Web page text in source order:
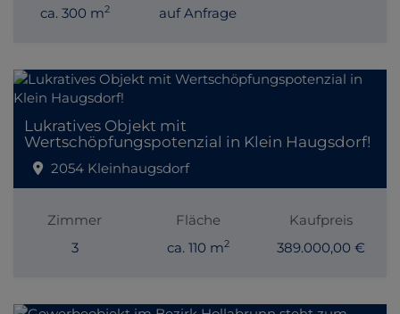
ca. 300 m2
auf Anfrage
Lukratives Objekt mit
Wertschöpfungspotenzial in Klein Haugsdorf!
2054 Kleinhaugsdorf
Zimmer
3
Fläche
ca. 110 m2
Kaufpreis
389.000,00 €